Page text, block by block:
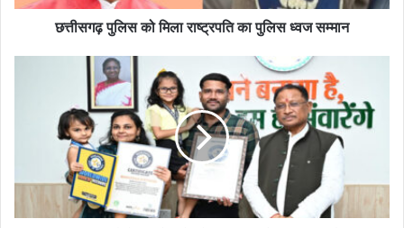
छत्तीसगढ़ पुलिस को मिला राष्ट्रपति का पुलिस ध्वज सम्मान